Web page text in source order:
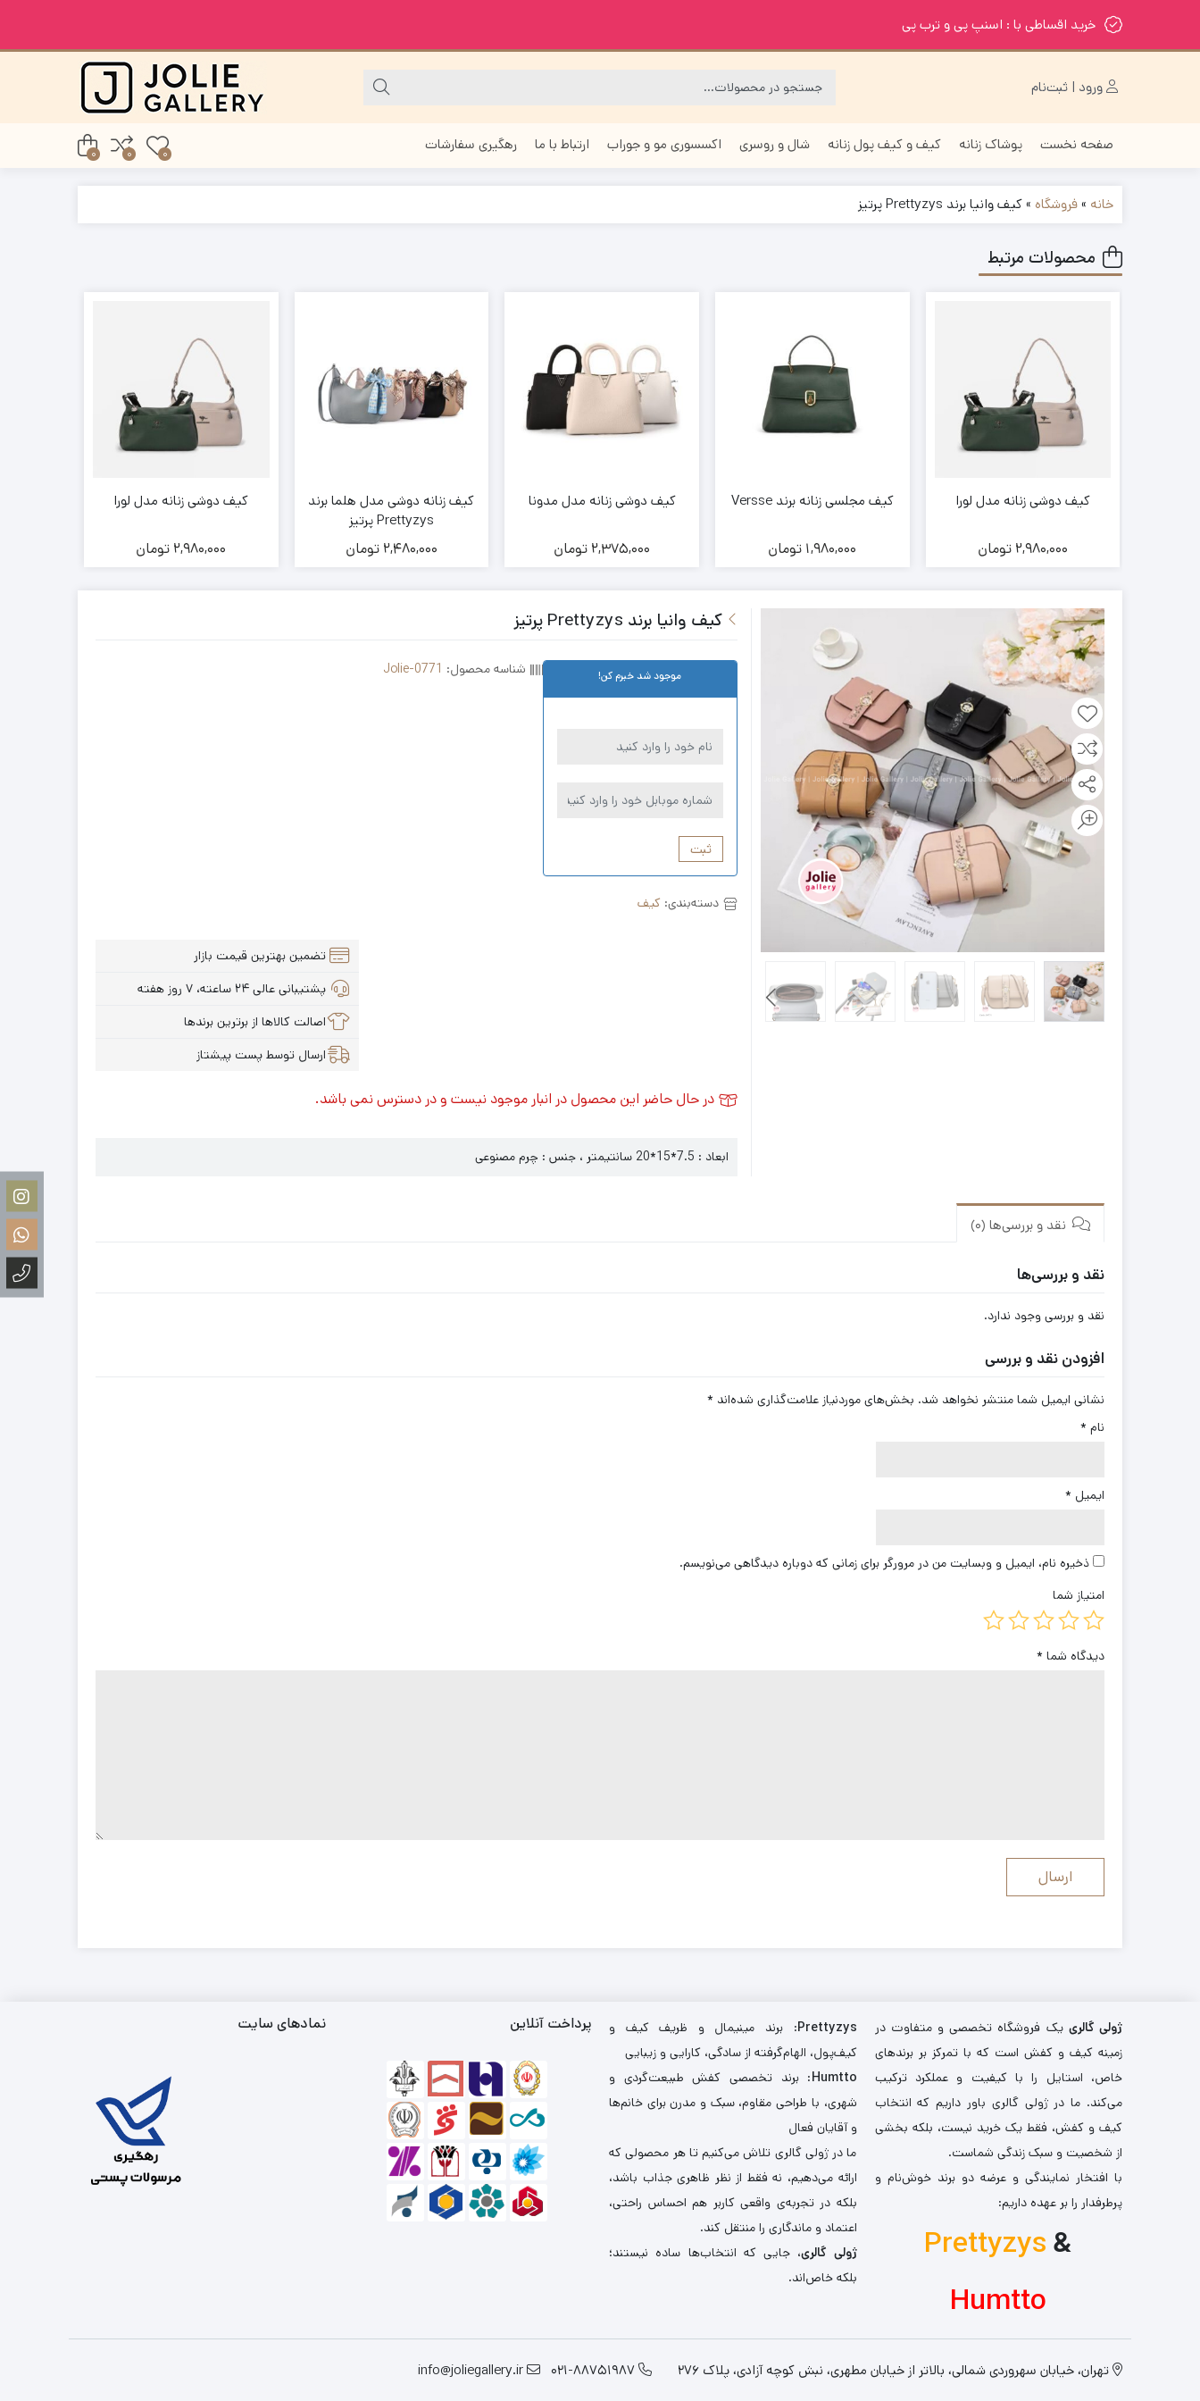
خرید اقساطی با : اسنپ پی و ترب پی
ورود | ثبت‌نام
صفحه نخست پوشاک زنانه کیف و کیف پول زنانه شال و روسری اکسسوری مو و جوراب ارتباط با ما رهگیری سفارشات
0
0
0
خانه »فروشگاه »کیف وانیا برند Prettyzys پرتیز
محصولات مرتبط
کیف دوشی زنانه مدل لورا
2,980,000 تومان
کیف مجلسی زنانه برند Versse
1,980,000 تومان
کیف دوشی زنانه مدل مدونا
2,375,000 تومان
کیف زنانه دوشی مدل هلما برند
Prettyzys پرتیز
2,480,000 تومان
کیف دوشی زنانه مدل لورا
2,980,000 تومان
کیف وانیا برند Prettyzys پرتیز
موجود شد خبرم کن!
ثبت
شناسه محصول: Jolie-0771
دسته‌بندی: کیف
تضمین بهترین قیمت بازار
پشتیبانی عالی ۲۴ ساعته، ۷ روز هفته
اصالت کالاها از برترین برندها
ارسال توسط پست پیشتاز
در حال حاضر این محصول در انبار موجود نیست و در دسترس نمی باشد.
ابعاد : 7.5*15*20 سانتیمتر ، جنس : چرم مصنوعی
نقد و بررسی‌ها (0)
نقد و بررسی‌ها
نقد و بررسی وجود ندارد.
افزودن نقد و بررسی
نشانی ایمیل شما منتشر نخواهد شد. بخش‌های موردنیاز علامت‌گذاری شده‌اند *
نام *
ایمیل *
ذخیره نام، ایمیل و وبسایت من در مرورگر برای زمانی که دوباره دیدگاهی می‌نویسم.
امتیاز شما
دیدگاه شما *
ژولی گالری یک فروشگاه تخصصی و متفاوت در
زمینه کیف و کفش است که با تمرکز بر برندهای
خاص، استایل را با کیفیت و عملکرد ترکیب
می‌کند. ما در ژولی گالری باور داریم که انتخاب
کیف و کفش، فقط یک خرید نیست، بلکه بخشی
از شخصیت و سبک زندگی شماست.
با افتخار نمایندگی و عرضه دو برند خوش‌نام و
پرطرفدار را بر عهده داریم:
Prettyzys&
Humtto
Prettyzys: برند مینیمال و ظریف کیف و
کیف‌پول، الهام‌گرفته از سادگی، کارایی و زیبایی
Humtto: برند تخصصی کفش طبیعت‌گردی و
شهری، با طراحی مقاوم، سبک و مدرن برای خانم‌ها
و آقایان فعال
ما در ژولی گالری تلاش می‌کنیم تا هر محصولی که
ارائه می‌دهیم، نه فقط از نظر ظاهری جذاب باشد،
بلکه در تجربه‌ی واقعی کاربر هم احساس راحتی،
اعتماد و ماندگاری را منتقل کند.
ژولی گالری، جایی که انتخاب‌ها ساده نیستند؛
بلکه خاص‌اند.
پرداخت آنلاین نمادهای سایت
تهران، خیابان سهروردی شمالی، بالاتر از خیابان مطهری، نبش کوچه آزادی، پلاک 276 021-88751987
info@joliegallery.ir